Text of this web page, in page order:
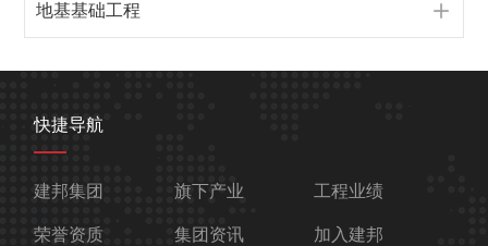
地基基础工程
快捷导航
建邦集团 旗下产业 工程业绩
荣誉资质 集团资讯 加入建邦